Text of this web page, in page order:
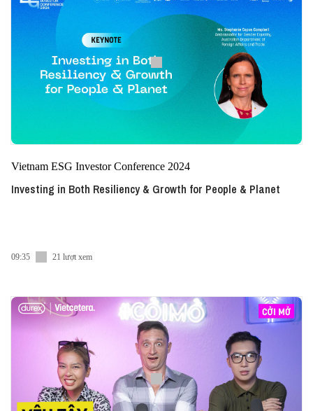
Vietnam ESG Investor Conference 2024
Investing in Both Resiliency & Growth for People & Planet
09:35 21 lượt xem